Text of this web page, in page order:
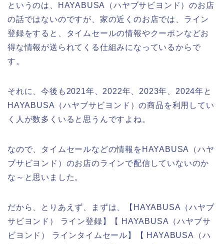
というのは、HAYABUSA（ハヤブサビヨンド）のお店
の話ではないのですが、家の近くのお店では、ライン
登録をすると、タイムセールの情報やクーポンなどお
得な情報が送られてくる仕組みになっているからで
す。
それに、今後も2021年、2022年、2023年、2024年と
HAYABUSA（ハヤブサビヨンド）の商品を利用してい
く人が数多くいると思うんですよね。
なので、タイムセールなどの情報をHAYABUSA（ハヤ
ブサビヨンド）のお店のラインで配信していないのか
な～と思いました。
だから、とりあえず、まずは、【HAYABUSA（ハヤブ
サビヨンド） ライン登録】【 HAYABUSA（ハヤブサ
ビヨンド） ラインタイムセール】【 HAYABUSA（ハ